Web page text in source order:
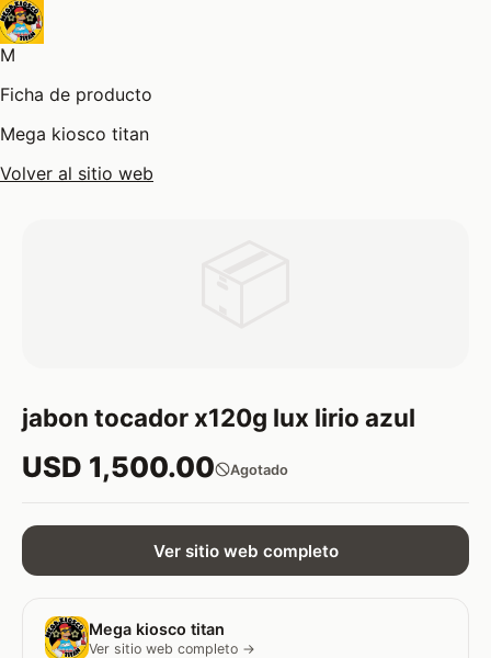
M
Ficha de producto
Mega kiosco titan
Volver al sitio web
jabon tocador x120g lux lirio azul
USD 1,500.00 Agotado
Ver sitio web completo
Mega kiosco titan
Ver sitio web completo →